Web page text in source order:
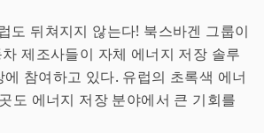
도 뒤쳐지지 않는다! 북스바겐 그룹이
제조사들이 자체 에너지 저장 솔루
참여하고 있다. 유럽의 초록색 에너
도 에너지 저장 분야에서 큰 기회를